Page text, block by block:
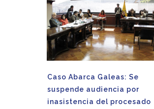
Caso Abarca Galeas: Se
suspende audiencia por
inasistencia del procesado